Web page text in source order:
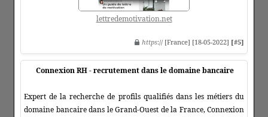
lettredemotivation.net
https:// [France] [18-05-2022] [#5]
Connexion RH - recrutement dans le domaine bancaire
Expert de la recherche de profils qualifiés dans les métiers du
domaine bancaire dans le Grand-Ouest de la France, Connexion